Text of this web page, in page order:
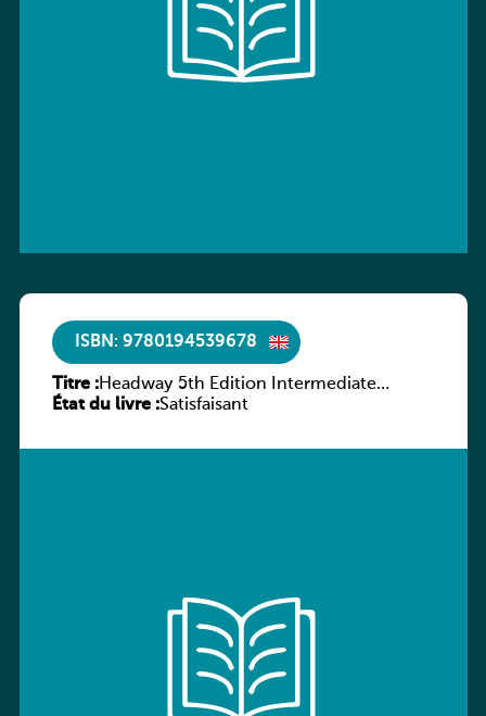
ISBN: 9780194539678
Titre :Headway 5th Edition Intermediate
Workbook without key
État du livre :Satisfaisant